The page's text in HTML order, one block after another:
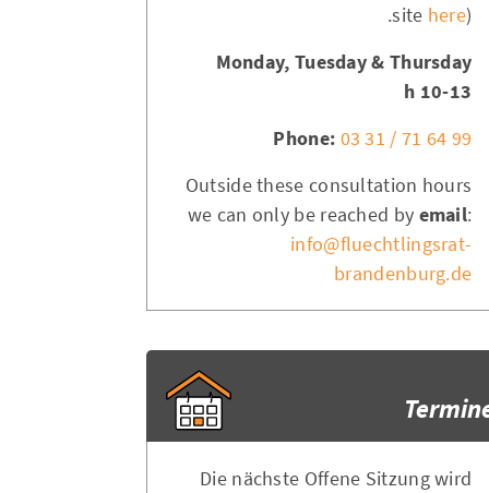
site here).
Monday, Tuesday & Thursday
10-13 h
Phone: 03 31 / 71 64 99
Outside these consultation hours
we can only be reached by email:
info@fluechtlingsrat-
brandenburg.de
Die nächste Offene Sitzung wird